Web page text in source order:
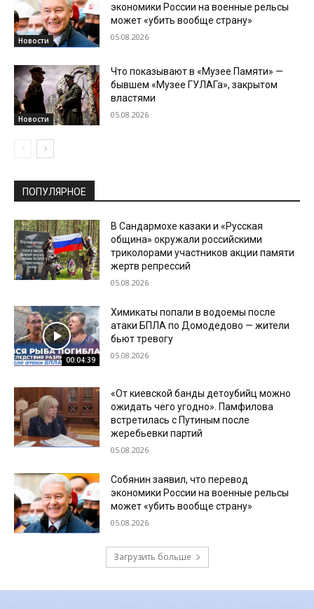
Новости
экономики России на военные рельсы
может «убить вообще страну»
05.08.2026
Новости
Что показывают в «Музее Памяти» —
бывшем «Музее ГУЛАГа», закрытом
властями
05.08.2026
ПОПУЛЯРНОЕ
В Сандармохе казаки и «Русская
община» окружали российскими
триколорами участников акции памяти
жертв репрессий
05.08.2026
00:04:39
Химикаты попали в водоемы после
атаки БПЛА по Домодедово — жители
бьют тревогу
05.08.2026
«От киевской банды детоубийц можно
ожидать чего угодно». Памфилова
встретилась с Путиным после
жеребьевки партий
05.08.2026
Собянин заявил, что перевод
экономики России на военные рельсы
может «убить вообще страну»
05.08.2026
Загрузить больше